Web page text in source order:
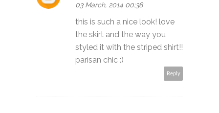
03 March, 2014 00:38
this is such a nice look! love
the skirt and the way you
styled it with the striped shirt!!
parisan chic :)
Reply